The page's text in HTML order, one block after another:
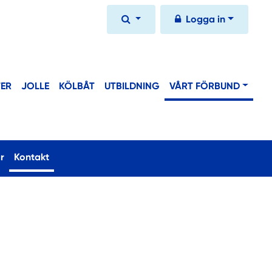
Logga in
JOLLE KÖLBÅT UTBILDNING VÅRT FÖRBUND
Kontakt(current)